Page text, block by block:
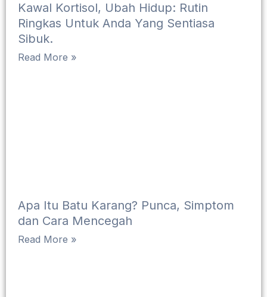
Kawal Kortisol, Ubah Hidup: Rutin
Ringkas Untuk Anda Yang Sentiasa
Sibuk.
Read More »
Apa Itu Batu Karang? Punca, Simptom
dan Cara Mencegah
Read More »